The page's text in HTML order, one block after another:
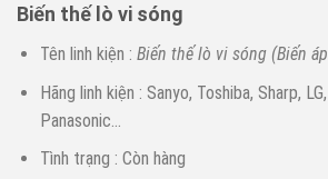
Biến thế lò vi sóng
Tên linh kiện : Biến thếlò vi sóng (Biến
Hãng linh kiện : Sanyo, Toshiba, Sharp,
Panasonic…
Tình trạng : Còn hàng